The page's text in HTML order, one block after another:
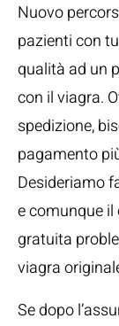
Nuovo
pazienti con
qualità ad un
con il viagra.
spedizione,
pagamento
Desideriamo
e comunque
gratuita
viagra
Se dopo